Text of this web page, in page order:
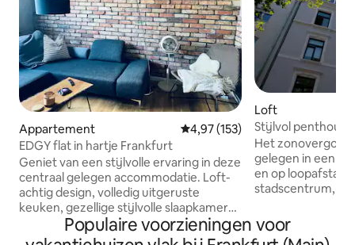
Appartement Gemiddelde beoordeling van
4,97 (153)
EDGY flat in hartje Frankfurt
Geniet van een stijlvolle ervaring in deze
centraal gelegen accommodatie. Loft-
achtig design, volledig uitgeruste
keuken, gezellige stijlvolle slaapkamer
met een comfortabele queensize bed
(uitzicht op de rivier vanuit het raam),
Loft
Stijlvol
City
Het
gelegen in een
en op
stadscentrum, de
kleine groene
met alles wat je
Populaire voorzieningen voor